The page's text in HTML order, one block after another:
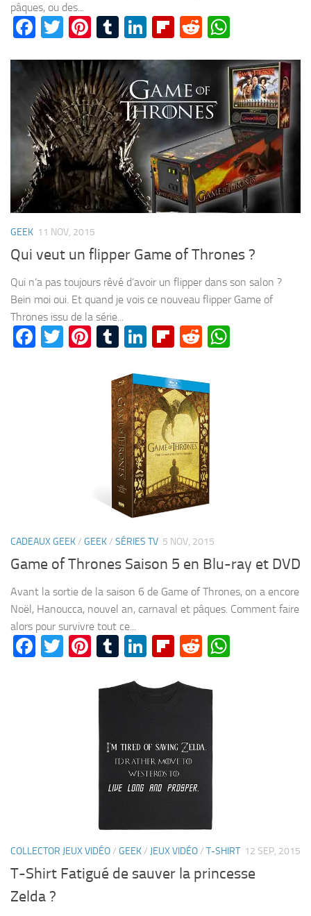
pâques, ou des...
Facebook
TwitterPinterest
TumblrLinkedIn
Flipboard
Reddit
GEEK 11 NOV, 2015
Qui veut un flipper Game of Thrones ?
Qui n’a pas toujours rêvé d’avoir un flipper dans son salon ?
Bein moi oui. Et quand je vois ce nouveau flipper Game of
Thrones issu de la série...
Facebook
Twitter
Pinterest
Tumblr
LinkedIn
Flipboard
Reddit
CADEAUX GEEK/ GEEK/ SÉRIES TV 5 NOV, 2015
Game of Thrones Saison 5 en Blu-ray et DVD
Avant la sortie de la saison 6 de Game of Thrones, on a encore
Noël, Hanoucca, nouvel an, carnaval et pâques. Comment faire
alors pour survivre tout ce...
Facebook
Twitter
Pinterest
Tumblr
LinkedIn
Flipboard
Reddit
COLLECTOR JEUX VIDÉO/ GEEK/ JEUX VIDÉO/ T-SHIRT 12 SEP, 2015
T-Shirt Fatigué de sauver la princesse
Zelda ?